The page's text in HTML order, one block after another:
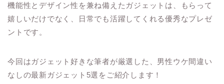
機能性とデザイン性を兼ね備えたガジェットは、もらって
嬉しいだけでなく、日常でも活躍してくれる優秀なプレゼ
ントです。
今回はガジェット好きな筆者が厳選した、男性ウケ間違い
なしの最新ガジェット5選をご紹介します！